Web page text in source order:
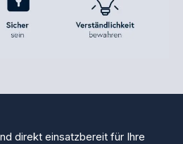
direkt einsatzbereit für Ihre